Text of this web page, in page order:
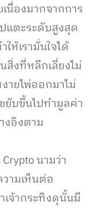
นื่องมากจากการ
แตะระดับสูงสุด
ห้เรามั่นใจได้
สิ่งที่หลีกเลี่ยงไม่
ายไพ่ออกมาไม่
ยับขึ้นไปทำมูลค่า
งอิงตาม
นามว่า
ามเห็นต่อ
เจ้ากระทิงดุนั้นมี